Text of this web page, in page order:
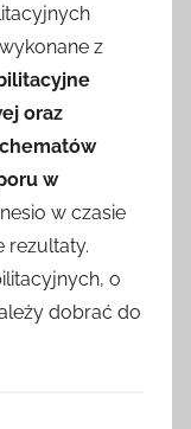
z
oraz
w
w czasie
rezultaty.
o
dobrać do